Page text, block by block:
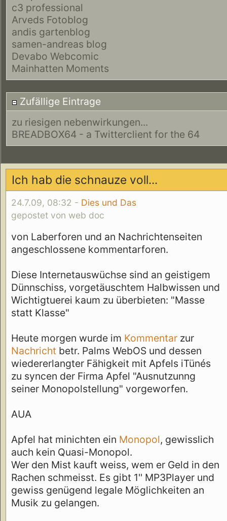
c3 professional
Arveds Fotoblog
andis gartenblog
samen-andreas blog
Devabo Webcomic
Mainhatten Moments
Zufällige Eintrage
zu riesigen nebenwirkungen...
BREADBOX64 - a Twitterclient for the 64
Ich hab die schnauze voll...
24.7.09, 08:32 - Dies und Das
gepostet von web doc
von Laberforen und an Nachrichtenseiten
angeschlossene kommentarforen.
Diese Internetauswüchse sind an geistigem
Dünnschiss, vorgetäuschtem Halbwissen und
Wichtigtuerei kaum zu überbieten: "Masse
statt Klasse"
Heute morgen wurde im Kommentar zur
Nachricht betr. Palms WebOS und dessen
wiedererlangter Fähigkeit mit Apfels iTünés
zu syncen der Firma Apfel "Ausnutzunng
seiner Monopolstellung" vorgeworfen.
AUA
Apfel hat minichten ein Monopol, gewisslich
auch kein Quasi-Monopol.
Wer den Mist kauft weiss, wem er Geld in den
Rachen schmeisst. Es gibt 1'' MP3Player und
gewiss genügend legale Möglichkeiten an
Musik zu gelangen.